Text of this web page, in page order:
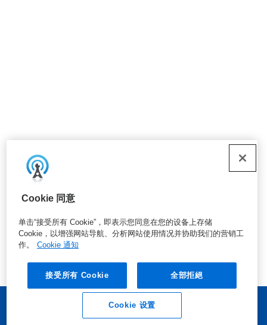
Cookie 同意
单击“接受所有 Cookie”，即表示您同意在您的设备上存储
Cookie，以增强网站导航、分析网站使用情况并协助我们的营销工
作。
Cookie 通知
接受所有 Cookie 全部拒絕
Cookie 设置
业务垂询 联系我们